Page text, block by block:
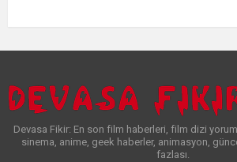
Devasa Fikir: En son film haberleri, film dizi
sinema, anime, geek haberler, animasyon,
fazlası.